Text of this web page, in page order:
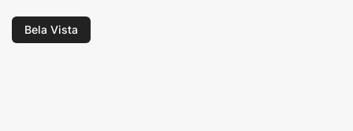
Bela Vista